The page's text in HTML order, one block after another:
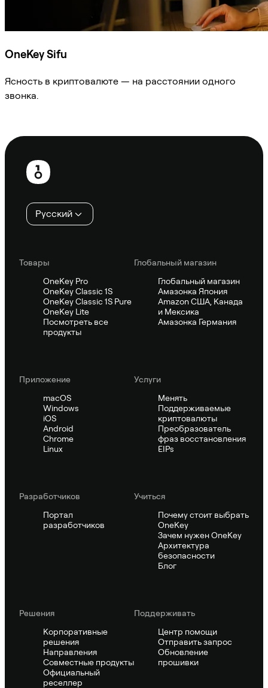
OneKey Sifu
Ясность в криптовалюте — на расстоянии одного
звонка.
Нижний
колонтитул
Русский
Товары
OneKey Pro
OneKey Classic 1S
OneKey Classic 1S Pure
OneKey Lite
Посмотреть все
продукты
Глобальный магазин
Глобальный магазин
Амазонка Япония
Amazon США, Канада
и Мексика
Амазонка Германия
Приложение
macOS
Windows
iOS
Android
Chrome
Linux
Услуги
Менять
Поддерживаемые
криптовалюты
Преобразователь
фраз восстановления
EIPs
Pазработчиков
Портал
разработчиков
Учиться
Почему стоит выбрать
OneKey
Зачем нужен OneKey
Архитектура
безопасности
Блог
Решения
Корпоративные
решения
Направления
Совместные продукты
Официальный
реселлер
Поддерживать
Центр помощи
Отправить запрос
Обновление
прошивки